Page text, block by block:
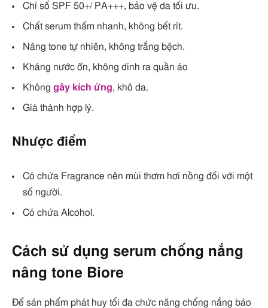
Chỉ số SPF 50+/ PA+++, bảo vệ da tối ưu.
Chất serum thấm nhanh, không bết rít.
Nâng tone tự nhiên, không trắng bệch.
Kháng nước ổn, không dính ra quần áo
Không gây kích ứng, khô da.
Giá thành hợp lý.
Nhược điểm
Có chứa Fragrance nên mùi thơm hơi nồng đối với một
số người.
Có chứa Alcohol.
Cách sử dụng serum chống nắng
nâng tone Biore
Để sản phẩm phát huy tối đa chức năng chống nắng bảo